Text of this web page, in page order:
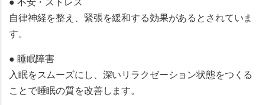
自律神経を整え、緊張を緩和する効果があるとされていま
す。
● 睡眠障害
入眠をスムーズにし、深いリラクゼーション状態をつくる
ことで睡眠の質を改善します。